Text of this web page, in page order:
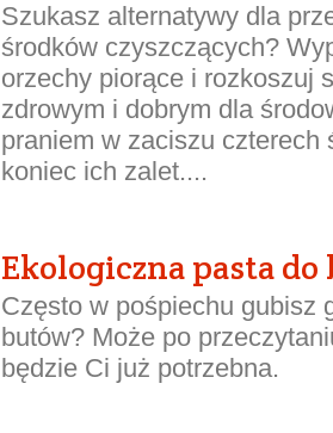
Szukasz alternatywy dla
środków czyszczących?
orzechy piorące i rozkoszuj
zdrowym i dobrym dla
praniem w zaciszu czterech
koniec ich zalet....
Ekologiczna pasta do
Często w pośpiechu gubisz
butów? Może po
będzie Ci już potrzebna.